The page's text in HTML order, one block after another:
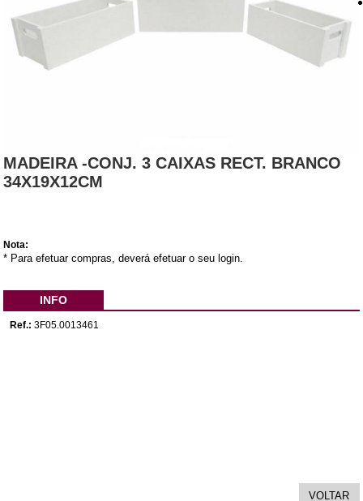
MADEIRA -CONJ. 3 CAIXAS RECT. BRANCO
34X19X12CM
Nota:
* Para efetuar compras, deverá efetuar o seu login.
INFO
Ref.: 3F05.0013461